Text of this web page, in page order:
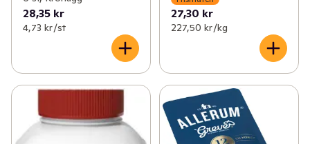
28,35 kr
4,73 kr /st
27,30 kr
227,50 kr /kg